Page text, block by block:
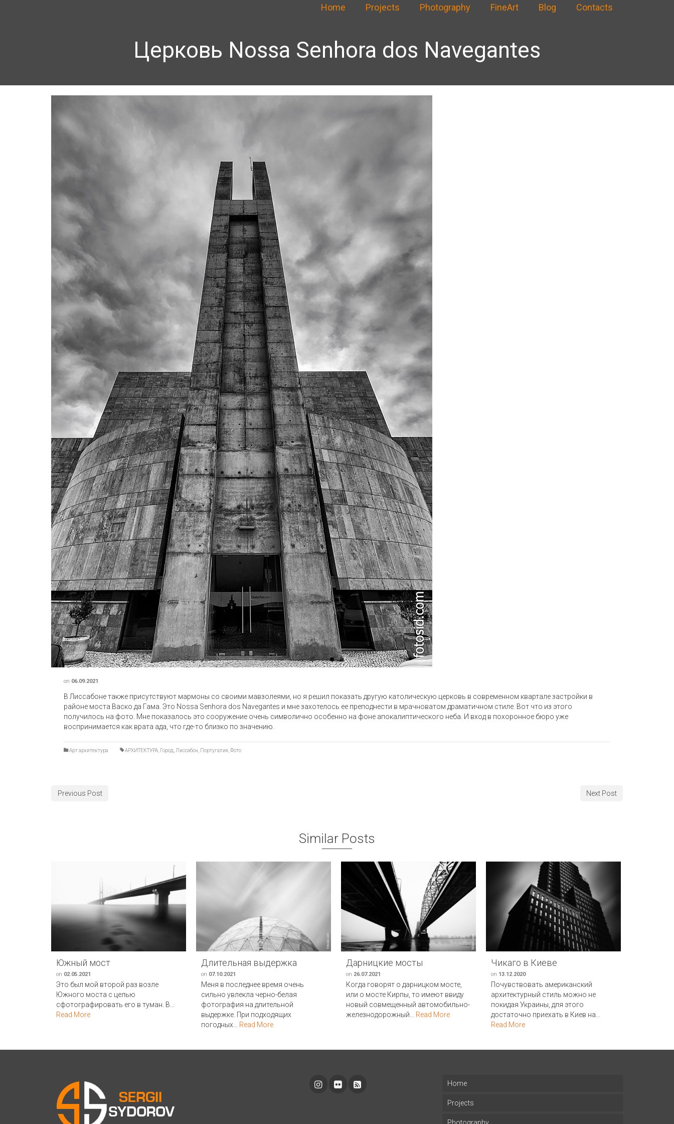
Home Projects Photography FineArt Blog Contacts
Церковь Nossa Senhora dos Navegantes
on 06.09.2021
В Лиссабоне также присутствуют мармоны со своими мавзолеями, но я решил показать другую католическую церковь в современном квартале застройки в
районе моста Васко да Гама. Это Nossa Senhora dos Navegantes и мне захотелось ее преподнести в мрачноватом драматичном стиле. Вот что из этого
получилось на фото. Мне показалось это сооружение очень символично особенно на фоне апокалиптического неба. И вход в похоронное бюро уже
воспринимается как врата ада, что где-то близко по значению.
Арт архитектура АРХИТЕКТУРА Город Лиссабон Португалия Фото
Previous Post Next Post
Similar Posts
Южный мост
on 02.05.2021
Это был мой второй раз возле
Южного моста с целью
сфотографировать его в туман. В...
Read More
Длительная выдержка
on 07.10.2021
Меня в последнее время очень
сильно увлекла черно-белая
фотография на длительной
выдержке. При подходящих
погодных... Read More
Дарницкие мосты
on 26.07.2021
Когда говорят о дарницком мосте,
или о мосте Кирпы, то имеют ввиду
новый совмещенный автомобильно-
железнодорожный... Read More
Чикаго в Киеве
on 13.12.2020
Почувствовать американский
архитектурный стиль можно не
покидая Украины, для этого
достаточно приехать в Киев на...
Read More
Home
Projects
Photography